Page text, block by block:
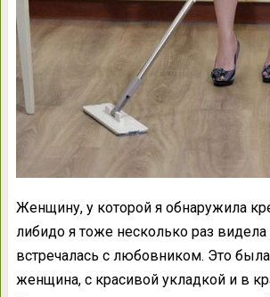
Женщину, у которой я обнаружила
либидо я тоже несколько раз
встречалась с любовником. Это
женщина, с красивой укладкой и в